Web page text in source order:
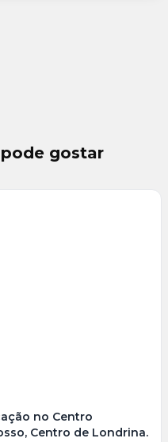
gostar
no Centro
Centro de Londrina.